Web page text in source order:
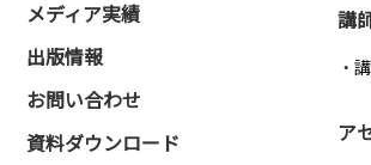
メディア実績
出版情報
お問い合わせ
資料ダウンロード
講
ア